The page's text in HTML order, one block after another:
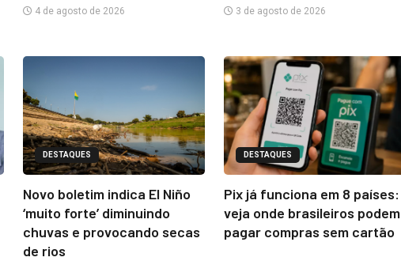
4 de agosto de 2026 3 de agosto de 2026
DESTAQUES
Novo boletim indica El Niño
‘muito forte’ diminuindo
chuvas e provocando secas
de rios
DESTAQUES
Pix já funciona em 8 países:
veja onde brasileiros podem
pagar compras sem cartão